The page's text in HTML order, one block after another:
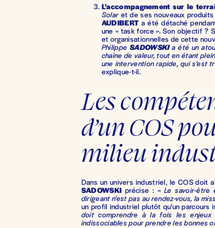
L’accompagnement sur le
Solaret de ses nouveaux
AUDIBERT a été détaché
une « task force ». Son objectif ?
et organisationnelles de cette
PhilippeSADOWSKIa été un
chaîne de valeur, tout en étant
une intervention rapide, qui s’est
explique-t-il.
Les
d’un COS
milieu
Dans un univers industriel, le COS doit
SADOWSKI précise : «Le savoir-être
dirigeant n’est pas au rendez-vous, la
un profil industriel plutôt qu’un parcours
doit comprendre à la fois les
indissociables pour prendre les bonnes